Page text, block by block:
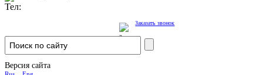
Заказать звонок
Версия сайта